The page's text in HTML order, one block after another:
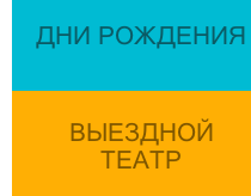
ДНИ РОЖДЕНИЯ
ВЫЕЗДНОЙ
ТЕАТР